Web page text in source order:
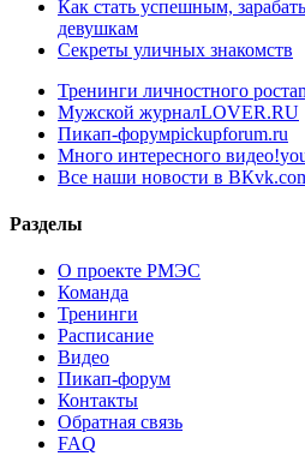
Как стать успешным,
девушкам
Секреты уличных знакомств
Тренинги личностного роста
Мужской журналLOVER.RU
Пикап-форумpickupforum.ru
Много интересного видео!
Все наши новости в ВК
Разделы
О проекте РМЭС
Команда
Тренинги
Расписание
Видео
Пикап-форум
Контакты
Обратная связь
FAQ